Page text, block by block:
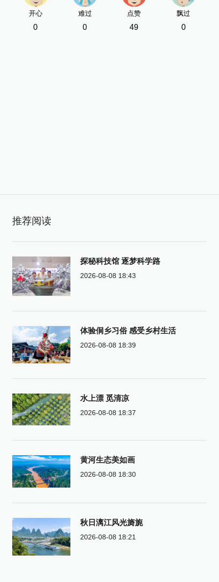
开心
0
难过
0
点赞
49
飘过
0
推荐阅读
探秘科技馆 逐梦科学路
2026-08-08 18:43
体验侗乡习俗 感受乡村生活
2026-08-08 18:39
水上漂 觅清凉
2026-08-08 18:37
黄河生态美如画
2026-08-08 18:30
秋日漓江风光旖旎
2026-08-08 18:21